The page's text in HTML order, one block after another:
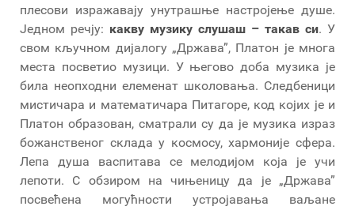
плесови изражавају унутрашње настројење душе.
Једном речју: какву музику слушаш – такав си. У
свом кључном дијалогу „Држава”, Платон је многа
места посветио музици. У његово доба музика је
била неопходни елеменат школовања. Следбеници
мистичара и математичара Питагоре, код којих је и
Платон образован, сматрали су да је музика израз
божанственог склада у космосу, хармоније сфера.
Лепа душа васпитава се мелодијом која је учи
лепоти. С обзиром на чињеницу да је „Држава”
посвећена могућности устројавања ваљане